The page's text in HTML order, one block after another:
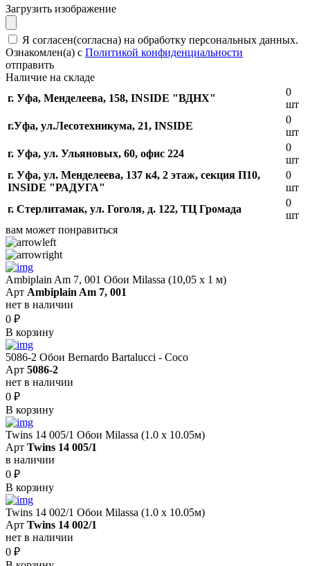
Загрузить изображение
Я согласен(согласна) на обработку персональных данных.
Ознакомлен(а) с Политикой конфиденциальности
отправить
Наличие на складе
г. Уфа, Менделеева, 158, INSIDE "ВДНХ"
0
шт
г.Уфа, ​ул.Лесотехникума, 21, INSIDE
0
шт
г. Уфа, ул. Ульяновых, 60, офис 224
0
шт
г. Уфа, ул. Менделеева, 137 к4, ​2 этаж, секция П10,
INSIDE "РАДУГА"
0
шт
г. Стерлитамак, ул. Гоголя, д. 122, ТЦ Громада
0
шт
вам может понравиться
Ambiplain Am 7, 001 Обои Milassa (10,05 х 1 м)
Арт Ambiplain Am 7, 001
нет в наличии
0 ₽
В корзину
5086-2 Обои Bernardo Bartalucci - Coco
Арт 5086-2
нет в наличии
0 ₽
В корзину
Twins 14 005/1 Обои Milassa (1.0 х 10.05м)
Арт Twins 14 005/1
в наличии
0 ₽
В корзину
Twins 14 002/1 Обои Milassa (1.0 х 10.05м)
Арт Twins 14 002/1
нет в наличии
0 ₽